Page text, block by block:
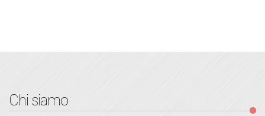
Chi siamo